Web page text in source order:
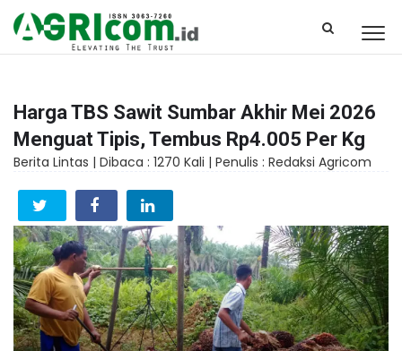
Harga TBS Sawit Sumbar Akhir Mei 2026
Menguat Tipis, Tembus Rp4.005 Per Kg
Berita Lintas | Dibaca : 1270 Kali | Penulis : Redaksi Agricom